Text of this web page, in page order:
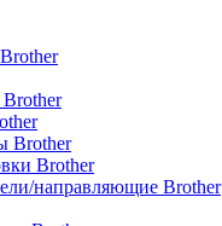
Brother
Brother
направляющие Brother